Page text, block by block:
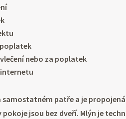
nebo za poplatek
internetu
samostatném patře a je
pokoje jsou bez dveří. Mlýn je